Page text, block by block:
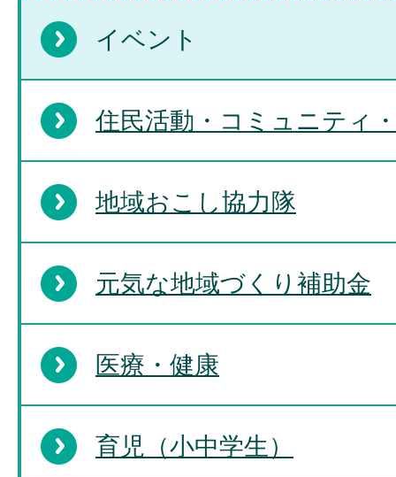
イベント
住民活動・コミュニティ
地域おこし協力隊
元気な地域づくり補助金
医療・健康
育児（小中学生）